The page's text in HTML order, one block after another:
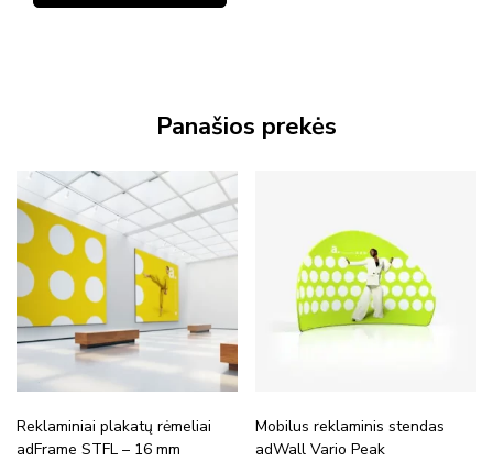
Panašios prekės
Reklaminiai plakatų rėmeliai
adFrame STFL – 16 mm
Mobilus reklaminis stendas
adWall Vario Peak